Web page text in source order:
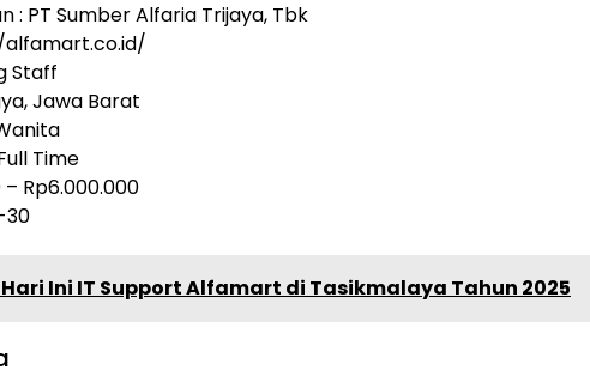
: PT Sumber Alfaria Trijaya, Tbk
Staff
Jawa Barat
Time
– Rp6.000.000
30
Ini IT Support Alfamart di Tasikmalaya Tahun 2025